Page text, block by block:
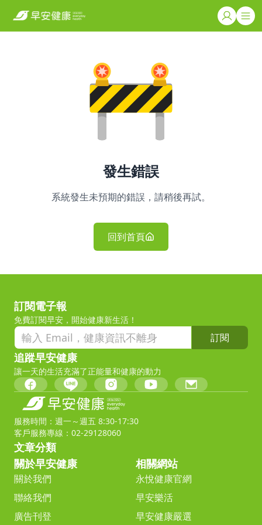
發生錯誤
系統發生未預期的錯誤，請稍後再試。
回到首頁
訂閱電子報
免費訂閱早安，開始健康新生活！
訂閱
追蹤早安健康
讓一天的生活充滿了正能量和健康的動力
服務時間：週一～週五 8:30-17:30
客戶服務專線：02-29128060
文章分類
關於早安健康
關於我們
聯絡我們
廣告刊登
相關網站
永悅健康官網
早安樂活
早安健康嚴選